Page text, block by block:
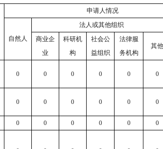
申请人情况
自然人
法人或其他组织
商业企
业
科研机
构
社会公
益组织
法律服
务机构
其他
0 0 0 0 0 0
0 0 0 0 0 0
0 0 0 0 0
0